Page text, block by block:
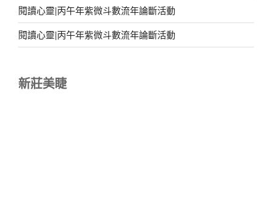
閱讀心靈|丙午年紫微斗數流年論斷活動
閱讀心靈|丙午年紫微斗數流年論斷活動
新莊美睫